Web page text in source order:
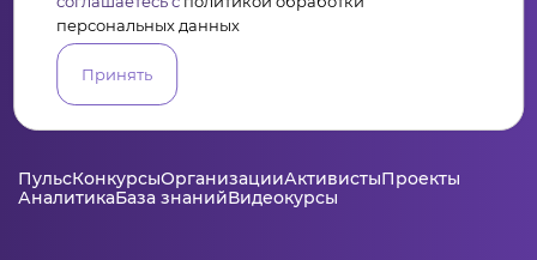
ПульсКонкурсыОрганизацииАктивистыПроекты
АналитикаБаза знанийВидеокурсы
персональных данных
Принять